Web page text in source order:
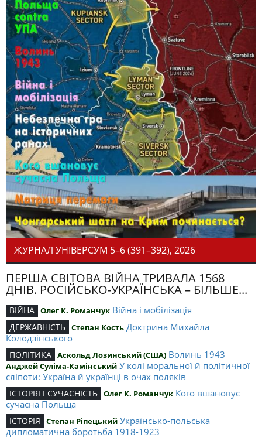
ЖУРНАЛ УНІВЕРСУМ 5–6 (391–392), 2026
ПЕРША СВІТОВА ВІЙНА ТРИВАЛА 1568
ДНІВ. РОСІЙСЬКО-УКРАЇНСЬКА – БІЛЬШЕ...
ВІЙНА Олег К. Романчук Війна і мобілізація
ДЕРЖАВНІСТЬ Степан Кость Доктрина Михайла
Колодзінського
ПОЛІТИКА Аскольд Лозинський (США) Волинь 1943
Анджей Суліма-Камінський У колі моральної й політичної
сліпоти: Україна й українці в очах поляків
ІСТОРІЯ І СУЧАСНІСТЬ Олег К. Романчук Кого вшановує
сучасна Польща
ІСТОРІЯ Степан Ріпецький Українсько-польська
дипломатична боротьба 1918-1923